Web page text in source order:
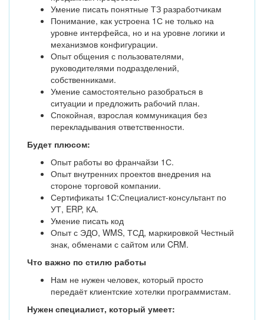
Умение писать понятные ТЗ разработчикам
Понимание, как устроена 1С не только на
уровне интерфейса, но и на уровне логики и
механизмов конфигурации.
Опыт общения с пользователями,
руководителями подразделений,
собственниками.
Умение самостоятельно разобраться в
ситуации и предложить рабочий план.
Спокойная, взрослая коммуникация без
перекладывания ответственности.
Будет плюсом:
Опыт работы во франчайзи 1С.
Опыт внутренних проектов внедрения на
стороне торговой компании.
Сертификаты 1С:Специалист-консультант по
УТ, ERP, КА.
Умение писать код
Опыт с ЭДО, WMS, ТСД, маркировкой Честный
знак, обменами с сайтом или CRM.
Что важно по стилю работы
Нам не нужен человек, который просто
передаёт клиентские хотелки программистам.
Нужен специалист, который умеет: